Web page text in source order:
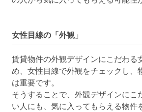
女性目線の「外観」
賃貸物件の外観デザインにこだわる
め、女性目線で外観をチェックし、
は重要です。
そうすることで、外観デザインにこ
い人にも、気に入ってもらえる物件